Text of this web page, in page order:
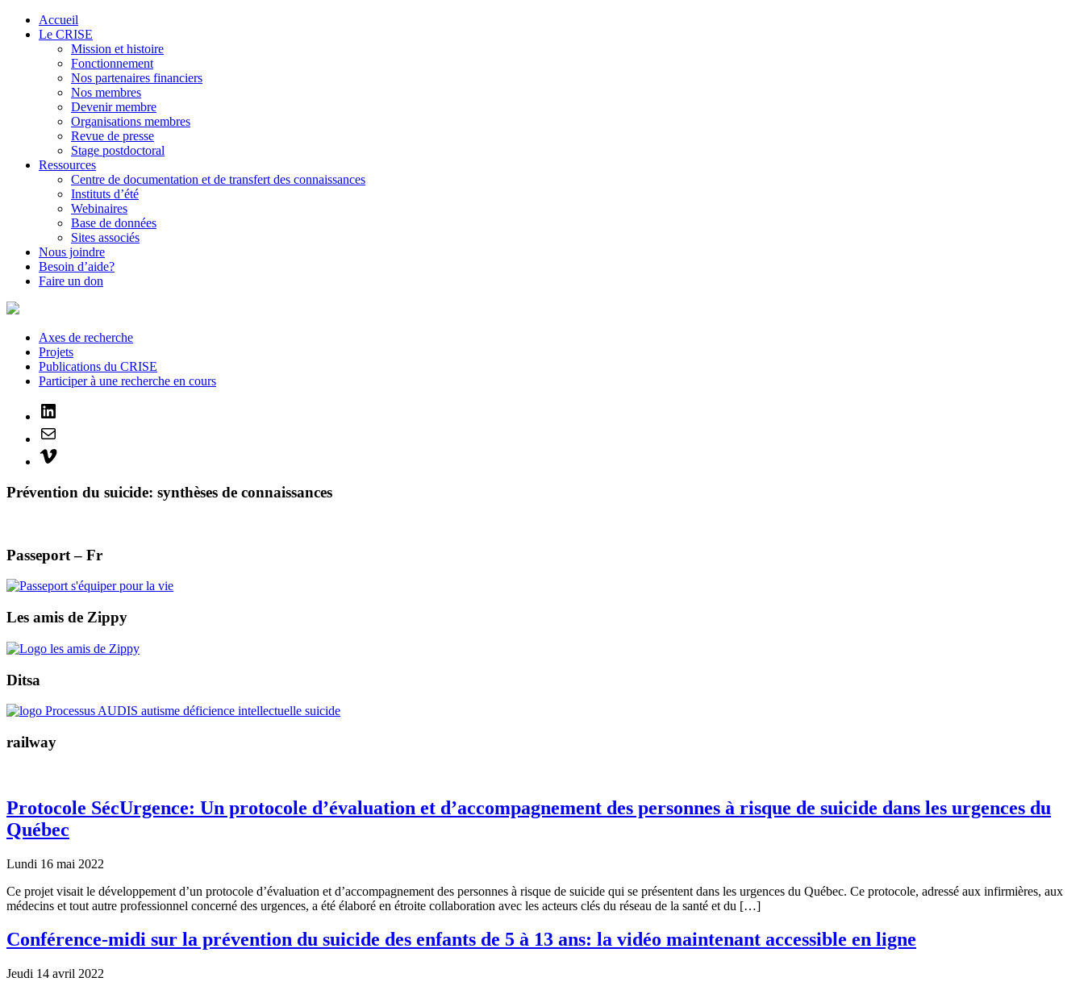
Accueil
Le CRISE
Mission et histoire
Fonctionnement
Nos partenaires financiers
Nos membres
Devenir membre
Organisations membres
Revue de presse
Stage postdoctoral
Ressources
Centre de documentation et de transfert des connaissances
Instituts d’été
Webinaires
Base de données
Sites associés
Nous joindre
Besoin d’aide?
Faire un don
Axes de recherche
Projets
Publications du CRISE
Participer à une recherche en cours
Prévention du suicide: synthèses de connaissances
Passeport – Fr
Les amis de Zippy
Ditsa
railway
Protocole SécUrgence: Un protocole d’évaluation et d’accompagnement des personnes à risque de suicide dans les urgences du
Québec
Lundi 16 mai 2022
Ce projet visait le développement d’un protocole d’évaluation et d’accompagnement des personnes à risque de suicide qui se présentent dans les urgences du Québec. Ce protocole, adressé aux infirmières, aux
médecins et tout autre professionnel concerné des urgences, a été élaboré en étroite collaboration avec les acteurs clés du réseau de la santé et du […]
Conférence-midi sur la prévention du suicide des enfants de 5 à 13 ans: la vidéo maintenant accessible en ligne
Jeudi 14 avril 2022